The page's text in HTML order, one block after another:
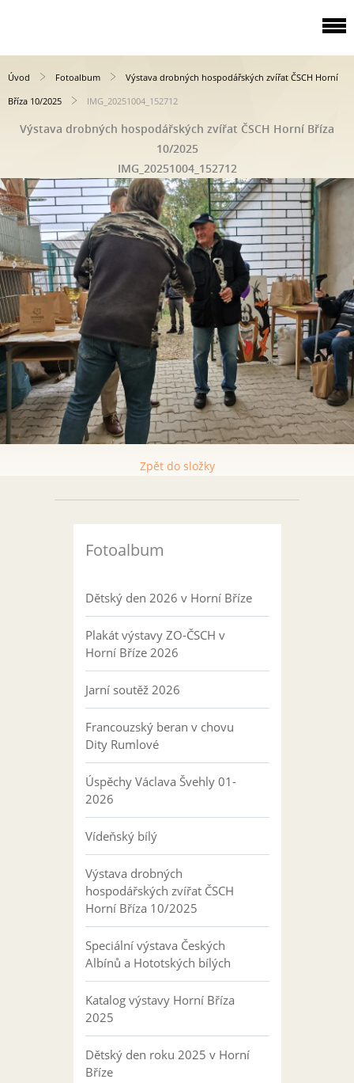
Úvod Fotoalbum
Výstava drobných hospodářských zvířat ČSCH Horní
Bříza 10/2025
IMG_20251004_152712
Výstava drobných hospodářských zvířat ČSCH Horní Bříza
10/2025
IMG_20251004_152712
Zpět do složky
Fotoalbum
Dětský den 2026 v Horní Bříze
Plakát výstavy ZO-ČSCH v
Horní Bříze 2026
Jarní soutěž 2026
Francouzský beran v chovu
Dity Rumlové
Úspěchy Václava Švehly 01-
2026
Vídeňský bílý
Výstava drobných
hospodářských zvířat ČSCH
Horní Bříza 10/2025
Speciální výstava Českých
Albínů a Hototských bílých
Katalog výstavy Horní Bříza
2025
Dětský den roku 2025 v Horní
Bříze